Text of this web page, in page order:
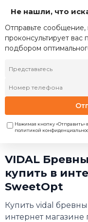
Не нашли, что
Отправьте
проконсультирует
подбором
Нажимая кнопку «Отправить»
политикой
VIDAL
купить в
SweetOpt
Купить vidal
интернет